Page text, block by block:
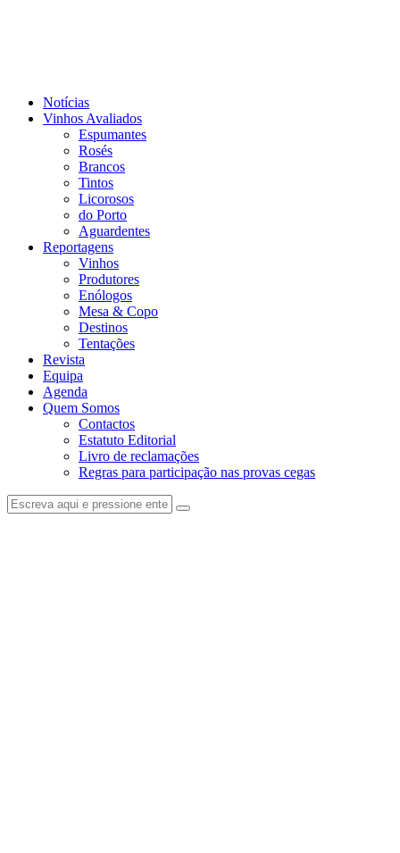
Notícias
Vinhos Avaliados
Espumantes
Rosés
Brancos
Tintos
Licorosos
do Porto
Aguardentes
Reportagens
Vinhos
Produtores
Enólogos
Mesa & Copo
Destinos
Tentações
Revista
Equipa
Agenda
Quem Somos
Contactos
Estatuto Editorial
Livro de reclamações
Regras para participação nas provas cegas